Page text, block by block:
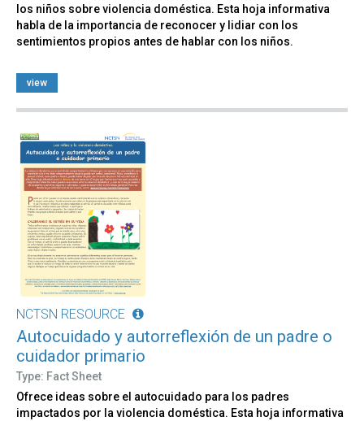
los niños sobre violencia doméstica. Esta hoja informativa
habla de la importancia de reconocer y lidiar con los
sentimientos propios antes de hablar con los niños.
view
NCTSN RESOURCE
Autocuidado y autorreflexión de un padre o
cuidador primario
Type: Fact Sheet
Ofrece ideas sobre el autocuidado para los padres
impactados por la violencia doméstica. Esta hoja informativa